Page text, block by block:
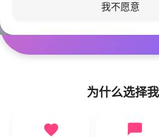
我不愿意
立即下载
为什么选择我